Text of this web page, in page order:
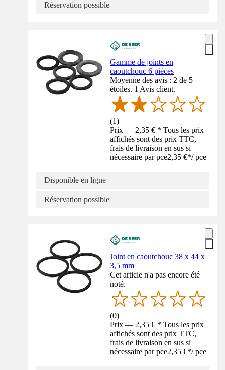
Réservation possible
Gamme de joints en
caoutchouc 6 pièces
Moyenne des avis : 2 de 5
étoiles. 1 Avis client.
(1)
Prix — 2,35 € * Tous les prix
affichés sont des prix TTC,
frais de livraison en sus si
nécessaire par pce2,35 €*/ pce
Disponible en ligne
Réservation possible
Joint en caoutchouc 38 x 44 x
3,5 mm
Cet article n'a pas encore été
noté.
(0)
Prix — 2,35 € * Tous les prix
affichés sont des prix TTC,
frais de livraison en sus si
nécessaire par pce2,35 €*/ pce